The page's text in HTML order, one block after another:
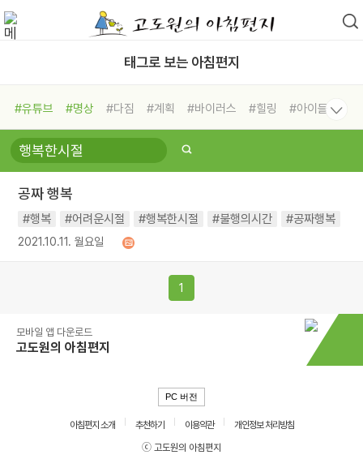
태그로 보는 아침편지
#유튜브 #명상 #다짐 #계획 #바이러스 #힐링
#아이들
#비전캠프
#독서캠프 #삶
#희망
#나눔 #친구 #링컨학교
#독서
#건강
공짜 행복
#행복 #어려운시절 #행복한시절 #불행의시간 #공짜행복
2021.10.11. 월요일
1
모바일 앱 다운로드
고도원의 아침편지
PC 버전
아침편지 소개 추천하기 이용약관
개인정보 처리방침
ⓒ 고도원의 아침편지